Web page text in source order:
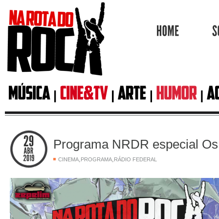
Programa NRDR especial
CINEMA,PROGRAMA,RÁDIO FEDERAL